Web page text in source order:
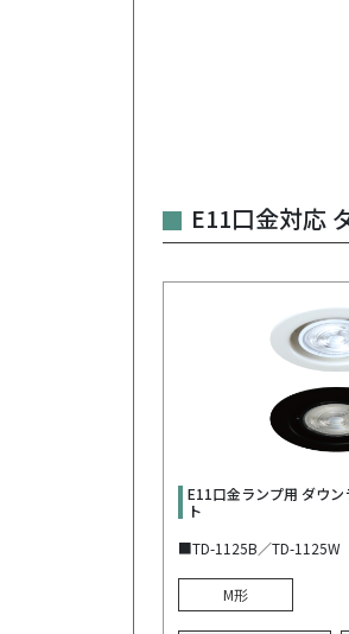
E11口金対応
E11口金ランプ用 ダウン
ト
■TD-1125B／TD-1125W
M形